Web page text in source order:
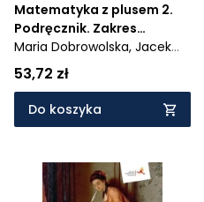
Matematyka z plusem 2.
Podręcznik. Zakres
podstawowy. Liceum i
technikum. Po szkole
podstawowej -
964/2/2020
Maria Dobrowolska, Jacek
Lech,Marcin Karpiński
53,72 zł
Do koszyka